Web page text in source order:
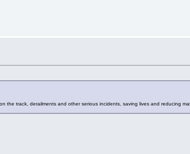
track, derailments and other serious incidents, saving lives and reducing